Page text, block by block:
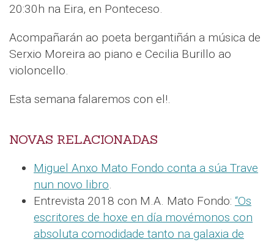
20:30h na Eira, en Ponteceso.
Acompañarán ao poeta bergantiñán a música de
Serxio Moreira ao piano e Cecilia Burillo ao
violoncello.
Esta semana falaremos con el!.
NOVAS RELACIONADAS
Miguel Anxo Mato Fondo conta a súa Trave
nun novo libro.
Entrevista 2018 con M.A. Mato Fondo: “Os
escritores de hoxe en día movémonos con
absoluta comodidade tanto na galaxia de